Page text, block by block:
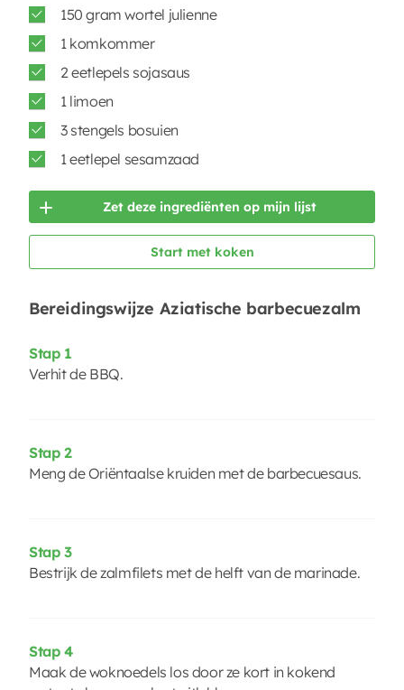
150 gram wortel julienne
1 komkommer
2 eetlepels sojasaus
1 limoen
3 stengels bosuien
1 eetlepel sesamzaad
Zet deze ingrediënten op mijn lijst
Start met koken
Bereidingswijze Aziatische barbecuezalm
Stap 1
Verhit de BBQ.
Stap 2
Meng de Oriëntaalse kruiden met de barbecuesaus.
Stap 3
Bestrijk de zalmfilets met de helft van de marinade.
Stap 4
Maak de woknoedels los door ze kort in kokend